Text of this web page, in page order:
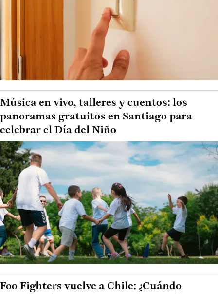
Música en vivo, talleres y cuentos: los
panoramas gratuitos en Santiago para
celebrar el Día del Niño
Foo Fighters vuelve a Chile: ¿Cuándo